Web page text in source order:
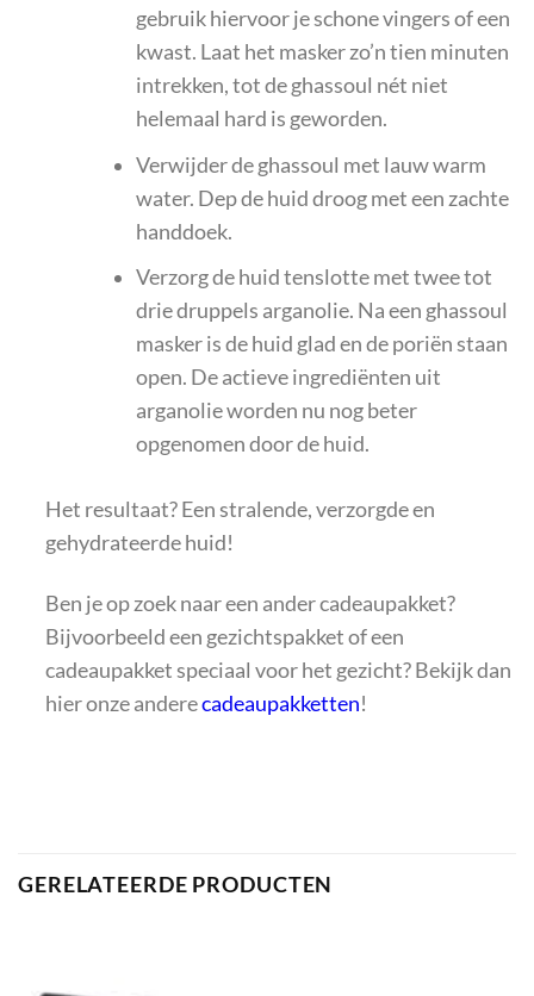
gebruik hiervoor je schone vingers of een
kwast. Laat het masker zo’n tien minuten
intrekken, tot de ghassoul nét niet
helemaal hard is geworden.
Verwijder de ghassoul met lauw warm
water. Dep de huid droog met een zachte
handdoek.
Verzorg de huid tenslotte met twee tot
drie druppels arganolie. Na een ghassoul
masker is de huid glad en de poriën staan
open. De actieve ingrediënten uit
arganolie worden nu nog beter
opgenomen door de huid.
Het resultaat? Een stralende, verzorgde en
gehydrateerde huid!
Ben je op zoek naar een ander cadeaupakket?
Bijvoorbeeld een gezichtspakket of een
cadeaupakket speciaal voor het gezicht? Bekijk dan
hier onze anderecadeaupakketten!
GERELATEERDE PRODUCTEN